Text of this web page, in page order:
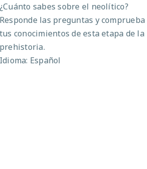
¿Cuánto sabes sobre el neolítico?
Responde las preguntas y comprueba
tus conocimientos de esta etapa de la
prehistoria.
Idioma: Español